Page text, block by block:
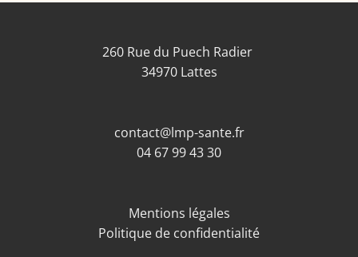
260 Rue du Puech Radier
34970 Lattes
contact@lmp-sante.fr
04 67 99 43 30
Mentions légales
Politique de confidentialité